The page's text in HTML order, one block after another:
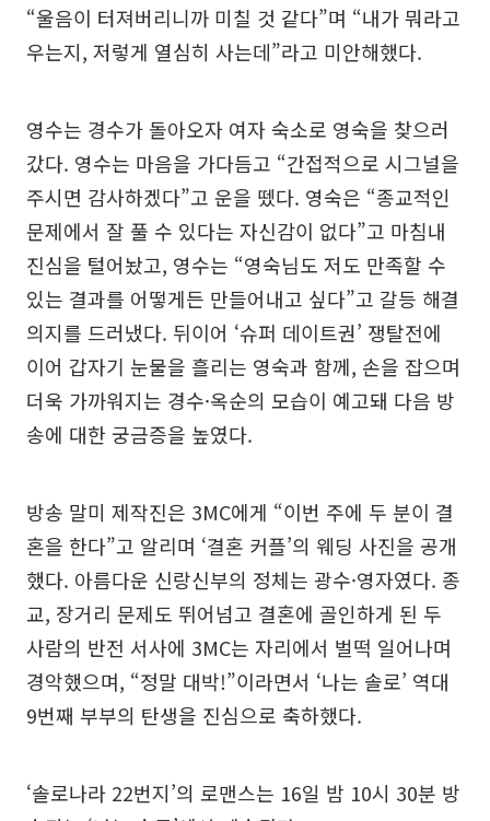
“울음이 터져버리니까 미칠 것 같다”며 “내가 뭐라고
우는지, 저렇게 열심히 사는데”라고 미안해했다.
영수는 경수가 돌아오자 여자 숙소로 영숙을 찾으러
갔다. 영수는 마음을 가다듬고 “간접적으로 시그널을
주시면 감사하겠다”고 운을 뗐다. 영숙은 “종교적인
문제에서 잘 풀 수 있다는 자신감이 없다”고 마침내
진심을 털어놨고, 영수는 “영숙님도 저도 만족할 수
있는 결과를 어떻게든 만들어내고 싶다”고 갈등 해결
의지를 드러냈다. 뒤이어 ‘슈퍼 데이트권’ 쟁탈전에
이어 갑자기 눈물을 흘리는 영숙과 함께, 손을 잡으며
더욱 가까워지는 경수·옥순의 모습이 예고돼 다음 방
송에 대한 궁금증을 높였다.
방송 말미 제작진은 3MC에게 “이번 주에 두 분이 결
혼을 한다”고 알리며 ‘결혼 커플’의 웨딩 사진을 공개
했다. 아름다운 신랑신부의 정체는 광수·영자였다. 종
교, 장거리 문제도 뛰어넘고 결혼에 골인하게 된 두
사람의 반전 서사에 3MC는 자리에서 벌떡 일어나며
경악했으며, “정말 대박!”이라면서 ‘나는 솔로’ 역대
9번째 부부의 탄생을 진심으로 축하했다.
‘솔로나라 22번지’의 로맨스는 16일 밤 10시 30분 방